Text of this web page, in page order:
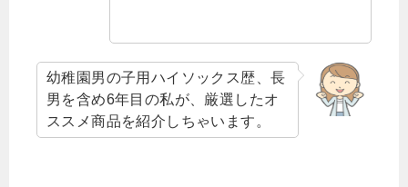
幼稚園男の子用ハイソックス歴、長
男を含め6年目の私が、厳選したオ
ススメ商品を紹介しちゃいます。